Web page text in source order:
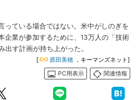
っている場合ではない。米中がしのぎを
企業が参加するために、13万人の「技術
出す計画が持ち上がった。
[ 原田美穂 ，キーマンズネット]
PC用表示
関連情報